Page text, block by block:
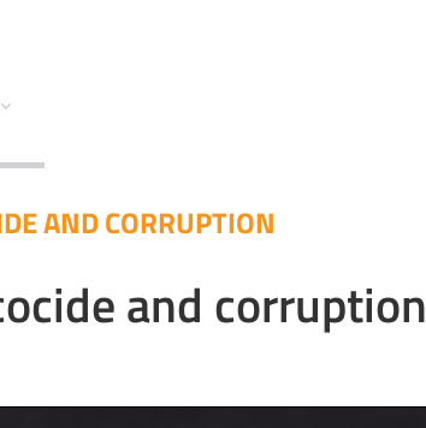
AND CORRUPTION
and corruption